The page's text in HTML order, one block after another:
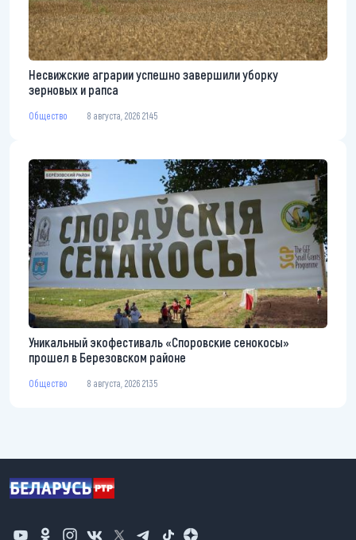
Несвижские аграрии успешно завершили уборку
зерновых и рапса
Общество 8 августа, 2026 21:45
Уникальный экофестиваль «Споровские сенокосы»
прошел в Березовском районе
Общество 8 августа, 2026 21:35